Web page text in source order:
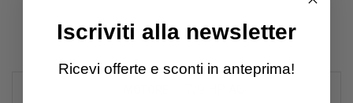
Informazioni Aggiuntive
Iscriviti alla newsletter
Ricevi offerte e sconti in anteprima!